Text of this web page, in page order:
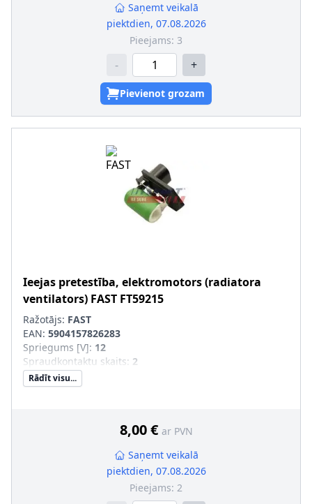
Saņemt veikalā
piektdien, 07.08.2026
Pieejams: 3
- +
Pievienot grozam
Ieejas pretestība, elektromotors (radiatora
ventilators) FAST FT59215
Ražotājs: FAST
EAN: 5904157826283
Spriegums [V]: 12
Spraudkontaktu skaits: 2
Rādīt visu...
8,00 € ar PVN
Saņemt veikalā
piektdien, 07.08.2026
Pieejams: 2